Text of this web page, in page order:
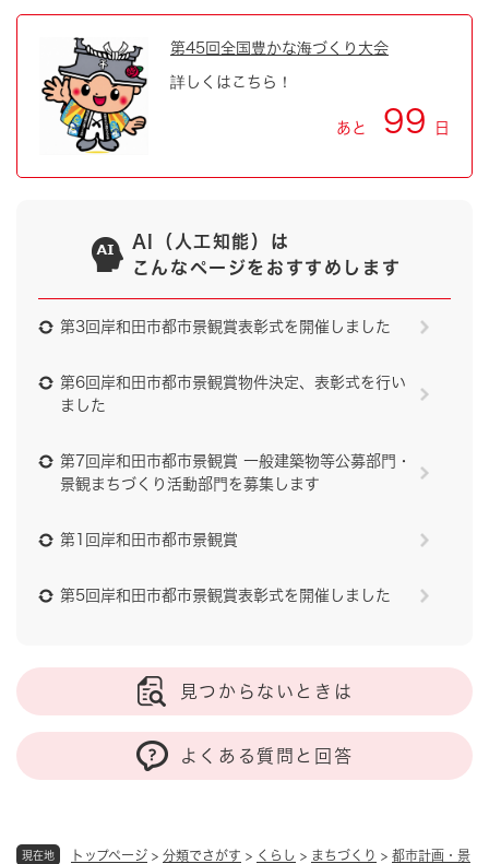
現在地 トップページ > 分類でさがす > くらし > まちづくり > 都市計画・景
第45回全国豊かな海づくり大会
詳しくはこちら！
あと 99 日
AI（人工知能）は
こんなページをおすすめします
第3回岸和田市都市景観賞表彰式を開催しました
第6回岸和田市都市景観賞物件決定、表彰式を行い
ました
第7回岸和田市都市景観賞 一般建築物等公募部門・
景観まちづくり活動部門を募集します
第1回岸和田市都市景観賞
第5回岸和田市都市景観賞表彰式を開催しました
見つからないときは
よくある質問と回答